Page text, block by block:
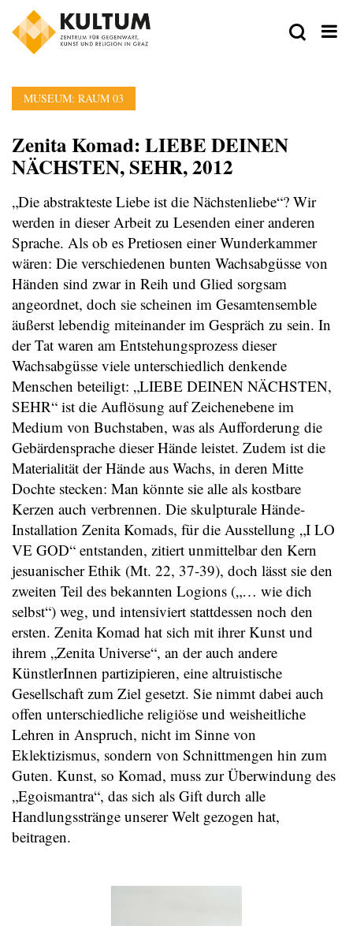
MUSEUM: RAUM 03
Zenita Komad: LIEBE DEINEN
NÄCHSTEN, SEHR, 2012
„Die abstrakteste Liebe ist die Nächstenliebe“? Wir
werden in dieser Arbeit zu Lesenden einer anderen
Sprache. Als ob es Pretiosen einer Wunderkammer
wären: Die verschiedenen bunten Wachsabgüsse von
Händen sind zwar in Reih und Glied sorgsam
angeordnet, doch sie scheinen im Gesamtensemble
äußerst lebendig miteinander im Gespräch zu sein. In
der Tat waren am Entstehungsprozess dieser
Wachsabgüsse viele unterschiedlich denkende
Menschen beteiligt: „LIEBE DEINEN NÄCHSTEN,
SEHR“ ist die Auflösung auf Zeichenebene im
Medium von Buchstaben, was als Aufforderung die
Gebärdensprache dieser Hände leistet. Zudem ist die
Materialität der Hände aus Wachs, in deren Mitte
Dochte stecken: Man könnte sie alle als kostbare
Kerzen auch verbrennen. Die skulpturale Hände-
Installation Zenita Komads, für die Ausstellung „I LO
VE GOD“ entstanden, zitiert unmittelbar den Kern
jesuanischer Ethik (Mt. 22, 37-39), doch lässt sie den
zweiten Teil des bekannten Logions („… wie dich
selbst“) weg, und intensiviert stattdessen noch den
ersten. Zenita Komad hat sich mit ihrer Kunst und
ihrem „Zenita Universe“, an der auch andere
KünstlerInnen partizipieren, eine altruistische
Gesellschaft zum Ziel gesetzt. Sie nimmt dabei auch
offen unterschiedliche religiöse und weisheitliche
Lehren in Anspruch, nicht im Sinne von
Eklektizismus, sondern von Schnittmengen hin zum
Guten. Kunst, so Komad, muss zur Überwindung des
„Egoismantra“, das sich als Gift durch alle
Handlungsstränge unserer Welt gezogen hat,
beitragen.